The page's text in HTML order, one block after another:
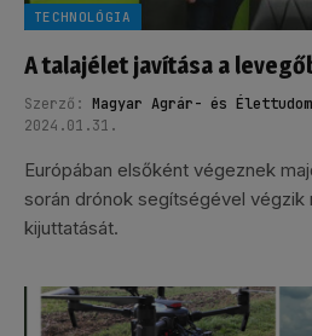
TECHNOLÓGIA
A talajélet javítása a
Szerző: Magyar Agrár- és
2024.01.31.
Európában elsőként végeznek
során drónok segítségével végzik
kijuttatását.